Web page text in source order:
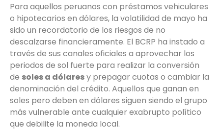
Para aquellos peruanos con préstamos vehiculares
o hipotecarios en dólares, la volatilidad de mayo ha
sido un recordatorio de los riesgos de no
descalzarse financieramente. El BCRP ha instado a
través de sus canales oficiales a aprovechar los
periodos de sol fuerte para realizar la conversión
de soles a dólaresy prepagar cuotas o cambiar la
denominación del crédito. Aquellos que ganan en
soles pero deben en dólares siguen siendo el grupo
más vulnerable ante cualquier exabrupto político
que debilite la moneda local.